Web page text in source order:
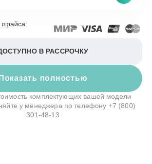
Показать полностью
прайса:
В РАССРОЧКУ
комплектующих вашей модели
у менеджера по телефону +7 (800)
301-48-13